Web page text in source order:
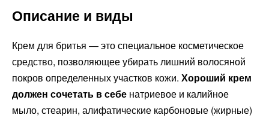
Описание и виды
Крем для бритья — это специальное косметическое
средство, позволяющее убирать лишний волосяной
покров определенных участков кожи. Хороший крем
должен сочетать в себе натриевое и калийное
мыло, стеарин, алифатические карбоновые (жирные)